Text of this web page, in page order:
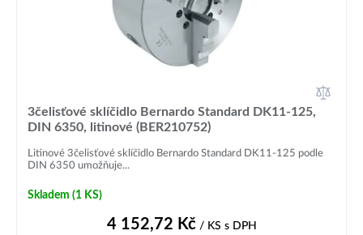
3čelisťové sklíčidlo Bernardo Standard DK11-125,
DIN 6350, litinové (BER210752)
Litinové 3čelisťové sklíčidlo Bernardo Standard DK11-125 podle
DIN 6350 umožňuje...
Skladem (1 KS)
4 152,72 Kč/ KS s DPH